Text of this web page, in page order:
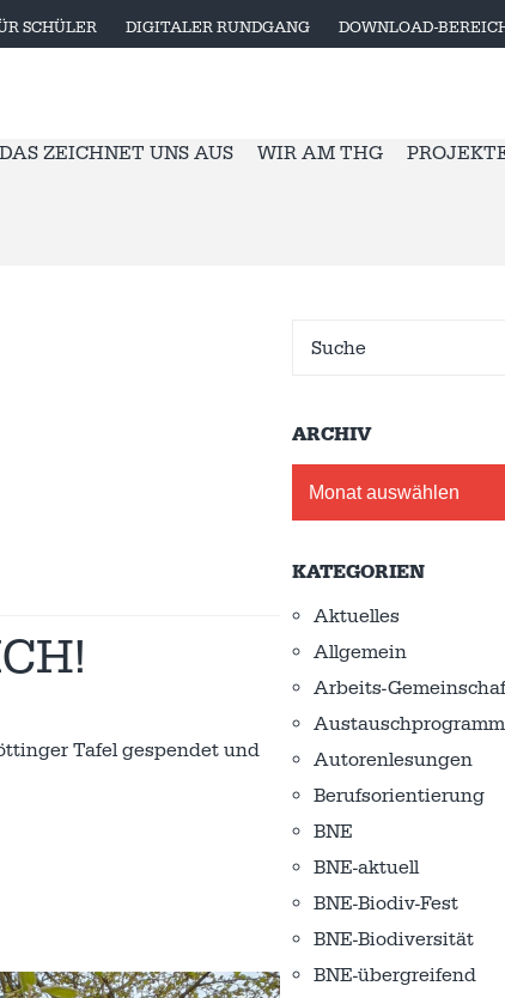
SCHÜLER DIGITALER RUNDGANG DOWNLOAD-
DAS ZEICHNET UNS AUS WIR AM THG
Tafel gespendet und
ARCHIV
KATEGORIEN
Aktuelles
Allgemein
Arbeits-
Autorenlesungen
Berufsorientierung
BNE
BNE-aktuell
BNE-Biodiv-Fest
BNE-Biodiversität
BNE-übergreifend